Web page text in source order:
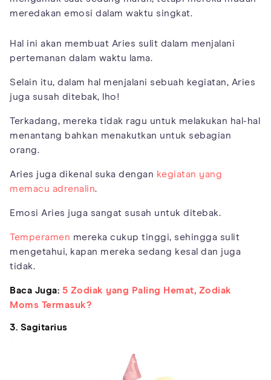
meredakan emosi dalam waktu singkat.
Hal ini akan membuat Aries sulit dalam menjalani
pertemanan dalam waktu lama.
Selain itu, dalam hal menjalani sebuah kegiatan, Aries
juga susah ditebak, lho!
Terkadang, mereka tidak ragu untuk melakukan hal-hal
menantang bahkan menakutkan untuk sebagian
orang.
Aries juga dikenal suka dengan kegiatan yang
memacu adrenalin.
Emosi Aries juga sangat susah untuk ditebak.
Temperamen mereka cukup tinggi, sehingga sulit
mengetahui, kapan mereka sedang kesal dan juga
tidak.
Baca Juga: 5 Zodiak yang Paling Hemat, Zodiak
Moms Termasuk?
3. Sagitarius